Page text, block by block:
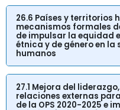
26.6 Países y
mecanismos formales
de impulsar la equidad
étnica y de género en la
humanos
27.1 Mejora del
relaciones externas
de la OPS 2020-2025 e